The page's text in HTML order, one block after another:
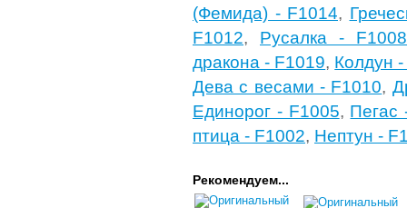
(Фемида) - F1014,
F1012, Русалка - F1008
дракона - F1019, Колдун
Дева с весами - F1010,
Единорог - F1005, Пегас
птица - F1002, Нептун -
Рекомендуем...